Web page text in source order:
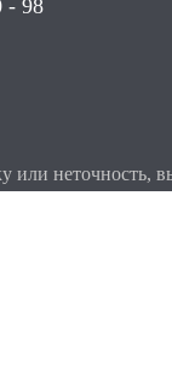
- 98
неточность,